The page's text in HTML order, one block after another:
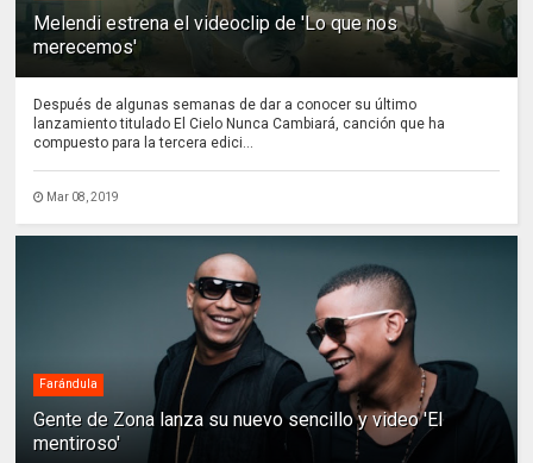
Melendi estrena el videoclip de 'Lo que nos
merecemos'
Después de algunas semanas de dar a conocer su último
lanzamiento titulado El Cielo Nunca Cambiará, canción que ha
compuesto para la tercera edici...
Mar 08, 2019
Farándula
Gente de Zona lanza su nuevo sencillo y video 'El
mentiroso'